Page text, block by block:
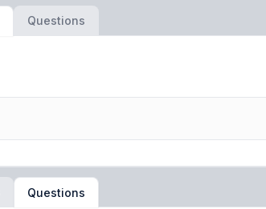
Questions
Questions